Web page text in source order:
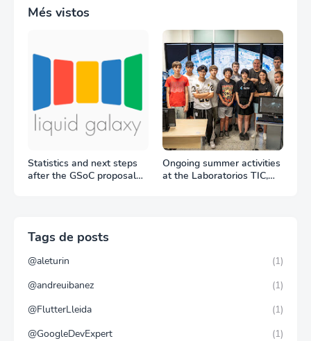
Més vistos
Statistics and next steps
after the GSoC proposal
Ongoing summer activities
at the Laboratorios TIC,
Tags de posts
@aleturin
(1)
@andreuibanez
(1)
@FlutterLleida
(1)
@GoogleDevExpert
(1)